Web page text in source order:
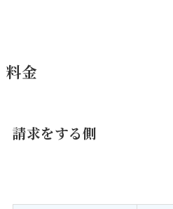
料金
請求をする側